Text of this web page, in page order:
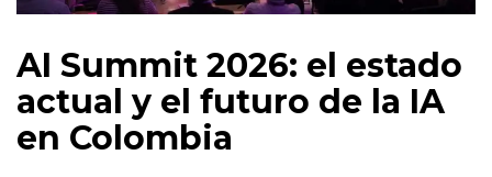
AI Summit 2026: el estado
actual y el futuro de la IA
en Colombia